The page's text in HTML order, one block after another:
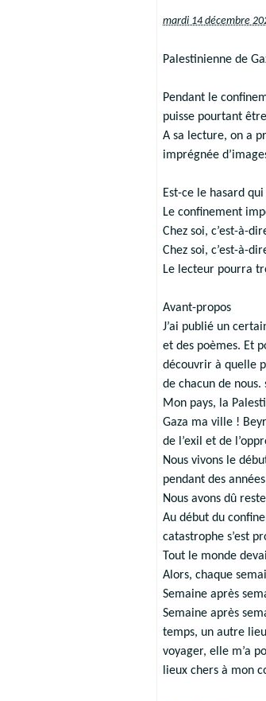
mardi 14 décembre
Palestinienne de
Pendant le
puisse pourtant
A sa lecture, on a
imprégnée
Est-ce le hasard
Le confinement
Chez soi, c’est-à-
Chez soi, c’est-à-
Le lecteur pourra
Avant-propos
J’ai publié un
et des poèmes. Et
découvrir à quelle
de chacun de nous.
Mon pays, la
Gaza ma ville !
de l’exil et de
Nous vivons le
pendant des
Nous avons dû
Au début du
catastrophe s’est
Tout le monde
Alors, chaque
Semaine après
Semaine après
temps, un autre
voyager, elle m’a
lieux chers à mon